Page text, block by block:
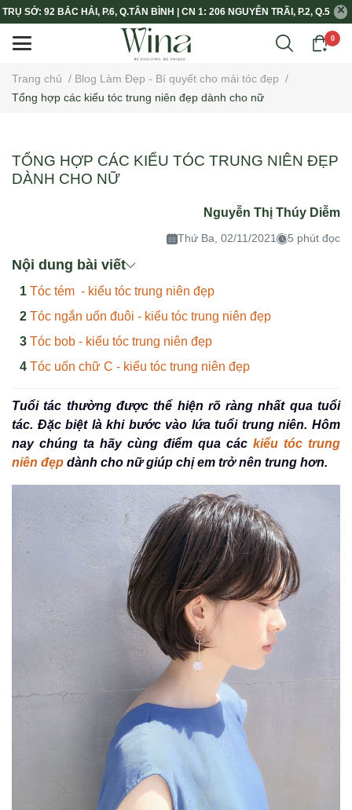
TRỤ SỞ: 92 BẮC HẢI, P.6, Q.TÂN BÌNH | CN 1: 206 NGUYỄN TRÃI, P.2, Q.5
0
Trang chủ / Blog Làm Đẹp - Bí quyết cho mái tóc đẹp /
Tổng hợp các kiểu tóc trung niên đẹp dành cho nữ
TỔNG HỢP CÁC KIỂU TÓC TRUNG NIÊN ĐẸP
DÀNH CHO NỮ
Nguyễn Thị Thúy Diễm
Thứ Ba, 02/11/2021 5 phút đọc
Nội dung bài viết
Tóc tém - kiểu tóc trung niên đẹp
Tóc ngắn uốn đuôi - kiểu tóc trung niên đẹp
Tóc bob - kiểu tóc trung niên đẹp
Tóc uốn chữ C - kiểu tóc trung niên đẹp
Tuổi tác thường được thể hiện rõ ràng nhất qua tuổi
tác. Đặc biệt là khi bước vào lứa tuổi trung niên. Hôm
nay chúng ta hãy cùng điểm qua các kiểu tóc trung
niên đẹp dành cho nữ giúp chị em trở nên trung hơn.